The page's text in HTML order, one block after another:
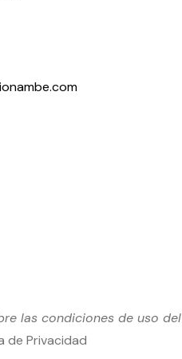
las condiciones de uso del
de Privacidad